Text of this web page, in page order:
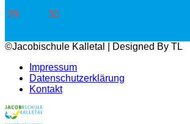
29 30
©Jacobischule Kalletal | Designed By TL
Impressum
Datenschutzerklärung
Kontakt